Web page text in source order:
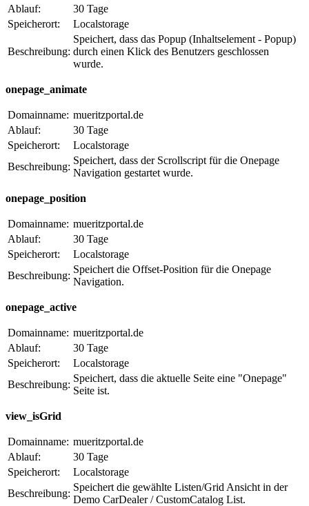
Ablauf:
30 Tage
Speicherort:
Localstorage
Beschreibung:
Speichert, dass das Popup (Inhaltselement - Popup)
durch einen Klick des Benutzers geschlossen
wurde.
onepage_animate
Domainname: mueritzportal.de
Ablauf:
30 Tage
Speicherort:
Localstorage
Beschreibung:
Speichert, dass der Scrollscript für die Onepage
Navigation gestartet wurde.
onepage_position
Domainname: mueritzportal.de
Ablauf:
30 Tage
Speicherort:
Localstorage
Beschreibung:
Speichert die Offset-Position für die Onepage
Navigation.
onepage_active
Domainname: mueritzportal.de
Ablauf:
30 Tage
Speicherort:
Localstorage
Beschreibung:
Speichert, dass die aktuelle Seite eine "Onepage"
Seite ist.
view_isGrid
Domainname: mueritzportal.de
Ablauf:
30 Tage
Speicherort:
Localstorage
Beschreibung:
Speichert die gewählte Listen/Grid Ansicht in der
Demo CarDealer / CustomCatalog List.